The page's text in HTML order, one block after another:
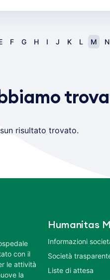
F G H I J K L M N
risultato trovato.
con il
le attività
la
Humanitas
Informazioni
Società
Liste di attesa